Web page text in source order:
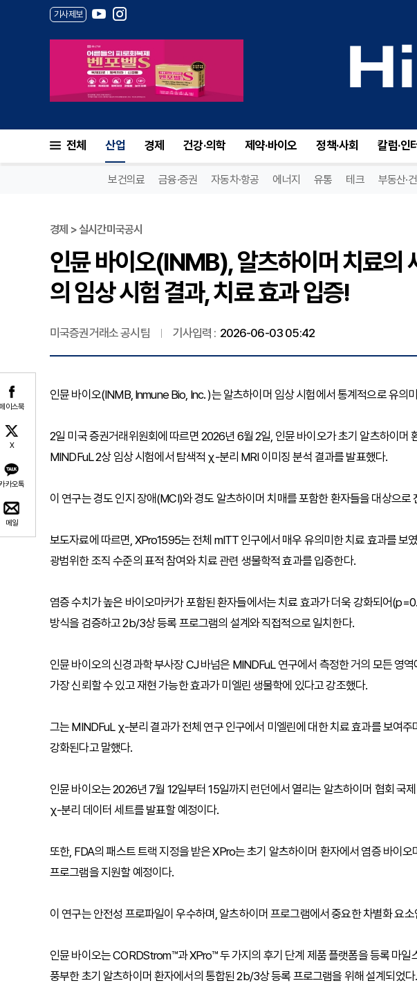
기사제보
전체 산업 경제 건강·의학 제약·바이오 정책·사회 칼럼·인
보건의료 금융·증권 자동차·항공 에너지 유통 테크 부동산·
이스북
X
카오톡
메일
경제 > 실시간미국공시
인뮨 바이오(INMB), 알츠하이머 치료의
의 임상 시험 결과, 치료 효과 입증!
미국증권거래소 공시팀 기사입력 : 2026-06-03 05:42
인뮨 바이오(INMB, Inmune Bio, Inc. )는 알츠하이머 임상 시험에서 통계적으로 유의
2일 미국 증권거래위원회에 따르면 2026년 6월 2일, 인뮨 바이오가 초기 알츠하이머
MINDFuL 2상 임상 시험에서 탐색적 χ-분리 MRI 이미징 분석 결과를 발표했다.
이 연구는 경도 인지 장애(MCI)와 경도 알츠하이머 치매를 포함한 환자들을 대상으로
보도자료에 따르면, XPro1595는 전체 mITT 인구에서 매우 유의미한 치료 효과를
광범위한 조직 수준의 표적 참여와 치료 관련 생물학적 효과를 입증한다.
염증 수치가 높은 바이오마커가 포함된 환자들에서는 치료 효과가 더욱 강화되어
방식을 검증하고 2b/3상 등록 프로그램의 설계와 직접적으로 일치한다.
인뮨 바이오의 신경과학 부사장 CJ 바넘은 MINDFuL 연구에서 측정한 거의 모든 영
가장 신뢰할 수 있고 재현 가능한 효과가 미엘린 생물학에 있다고 강조했다.
그는 MINDFuL χ-분리 결과가 전체 연구 인구에서 미엘린에 대한 치료 효과를 보여
강화된다고 말했다.
인뮨 바이오는 2026년 7월 12일부터 15일까지 런던에서 열리는 알츠하이머 협회 국
χ-분리 데이터 세트를 발표할 예정이다.
또한, FDA의 패스트 트랙 지정을 받은 XPro는 초기 알츠하이머 환자에서 염증 바이
프로그램을 지원할 예정이다.
이 연구는 안전성 프로파일이 우수하며, 알츠하이머 프로그램에서 중요한 차별화 요
인뮨 바이오는 CORDStrom™과 XPro™ 두 가지의 후기 단계 제품 플랫폼을 등록 마일
풍부한 초기 알츠하이머 환자에서의 통합된 2b/3상 등록 프로그램을 위해 설계되었다.